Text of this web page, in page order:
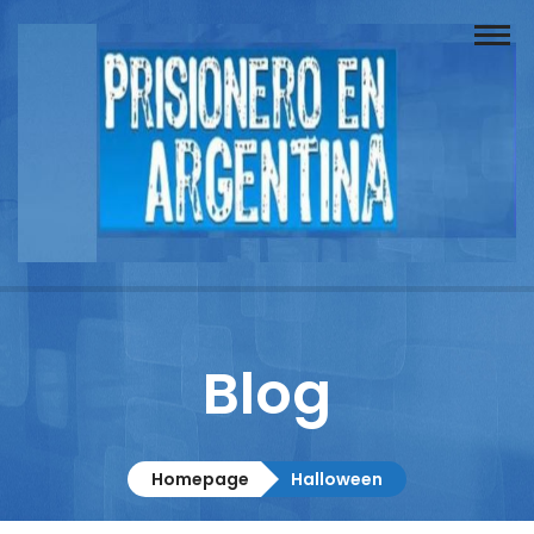
Buscador
Documentos
Columnistas
Contacto
Blog
Homepage Halloween